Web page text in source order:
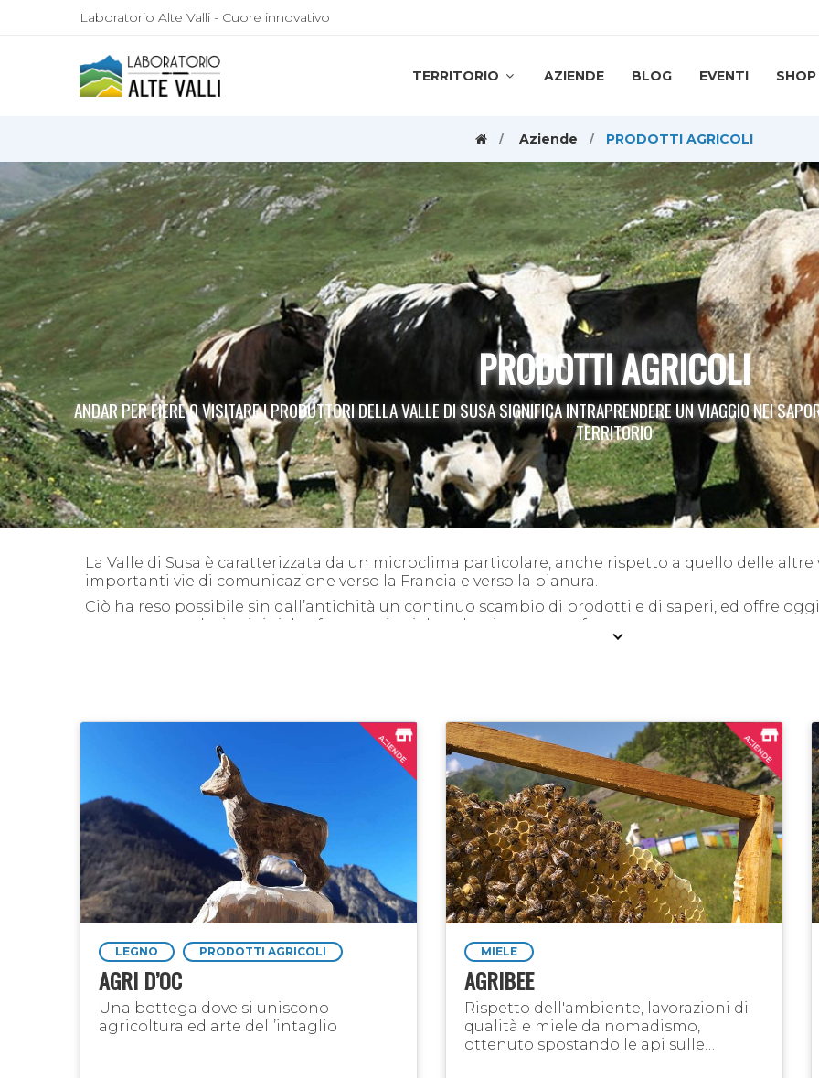
Laboratorio Alte Valli - Cuore innovativo
TERRITORIO AZIENDE BLOG EVENTI SHOP
Aziende PRODOTTI AGRICOLI
PRODOTTI AGRICOLI
ANDAR PER FIERE O VISITARE I PRODUTTORI DELLA VALLE DI SUSA SIGNIFICA INTRAPRENDERE UN VIAGGIO NEI
TERRITORIO
La Valle di Susa è caratterizzata da un microclima particolare, anche rispetto a quello delle
importanti vie di comunicazione verso la Francia e verso la pianura.
Ciò ha reso possibile sin dall’antichità un continuo scambio di prodotti e di saperi, ed offre
numerose produzioni tipiche: formaggi, miele, salumi, castagne, frutta, patate...
LEGNO PRODOTTI AGRICOLI
AGRI D’OC
Una bottega dove si uniscono
agricoltura ed arte dell’intaglio
MIELE
AGRIBEE
Rispetto dell'ambiente, lavorazioni di
qualità e miele da nomadismo,
ottenuto spostando le api sulle